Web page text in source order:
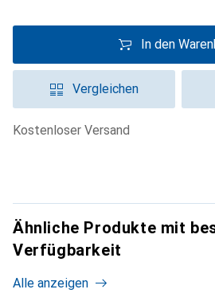
In den
Vergleichen
kostenloser Versand
Ähnliche Produkte mit
Verfügbarkeit
Alle anzeigen